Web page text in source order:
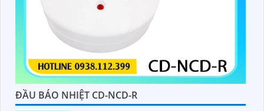
ĐẦU BÁO NHIỆT CD-NCD-R